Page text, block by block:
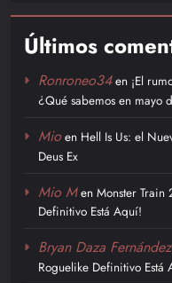
Últimos
Ronroneo34en ¡El
¿Qué sabemos en mayo
Mioen Hell Is Us: el
Deus Ex
Mio Men Monster Train
Definitivo Está Aquí!
Bryan Daza Fernández
Roguelike Definitivo Está